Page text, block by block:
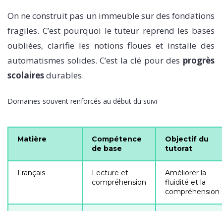
On ne construit pas un immeuble sur des fondations
fragiles. C’est pourquoi le tuteur reprend les bases
oubliées, clarifie les notions floues et installe des
automatismes solides. C’est la clé pour des progrès
scolairesdurables.
Domaines souvent renforcés au début du suivi
Matière
Compétence
de base
Objectif du
tutorat
Français
Lecture et
compréhension
Améliorer la
fluidité et la
compréhension